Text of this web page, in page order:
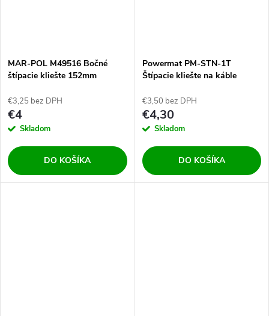
MAR-POL M49516 Bočné
štípacie kliešte 152mm
€3,25 bez DPH
€4
Skladom
DO KOŠÍKA
Powermat PM-STN-1T
Štípacie kliešte na káble
€3,50 bez DPH
€4,30
Skladom
DO KOŠÍKA